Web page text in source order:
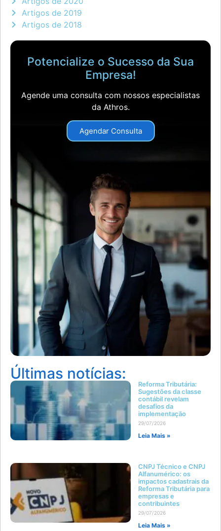
Artigos de 2019
Artigos de 2018
Potencialize o Sucesso da Sua
Empresa!
Agende uma consulta com nossos especialistas
da Athros.
Agendar Consulta
Últimas notícias:
Reforma Tributária:
Sugestões da classe
contábil revelam
desafios da
implementação
29/07/2026
Leia Mais »
CNPJ Técnico e CNPJ
Alfanumérico: os
impactos cadastrais da
Reforma Tributária para
empresas e
contribuintes
29/07/2026
Leia Mais »